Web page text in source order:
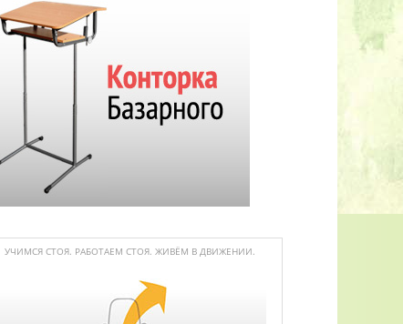
УЧИМСЯ СТОЯ. РАБОТАЕМ СТОЯ. ЖИВЁМ В ДВИЖЕНИИ.